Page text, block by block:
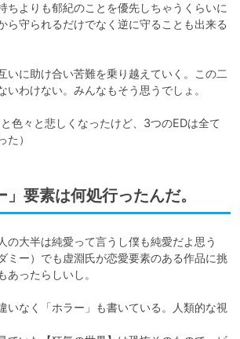
ちよりも郁紀のことを優先しちゃうくらいに
ら守られるだけでなく逆に守ることも出来る
いに助け合い苦難を乗り越えていく。この二
いわけない。みんなもそう思うでしょ。
と色々と悲しくなったけど、3つのEDは全て
）
要素は何処行ったんだ。
大半は純愛って言うし僕も純愛だよ思う
ミー）でも虚淵氏が恋愛要素のある作品に挑
あったらしいし。
いなく「ホラー」も書いている。人類的な視